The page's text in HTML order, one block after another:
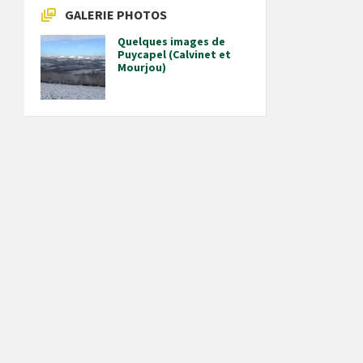
GALERIE PHOTOS
Quelques images de
Puycapel (Calvinet et
Mourjou)